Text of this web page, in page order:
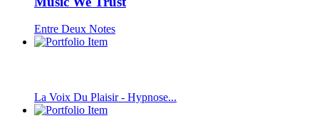
Entre Deux Notes
La Voix Du Plaisir - Hypnose...